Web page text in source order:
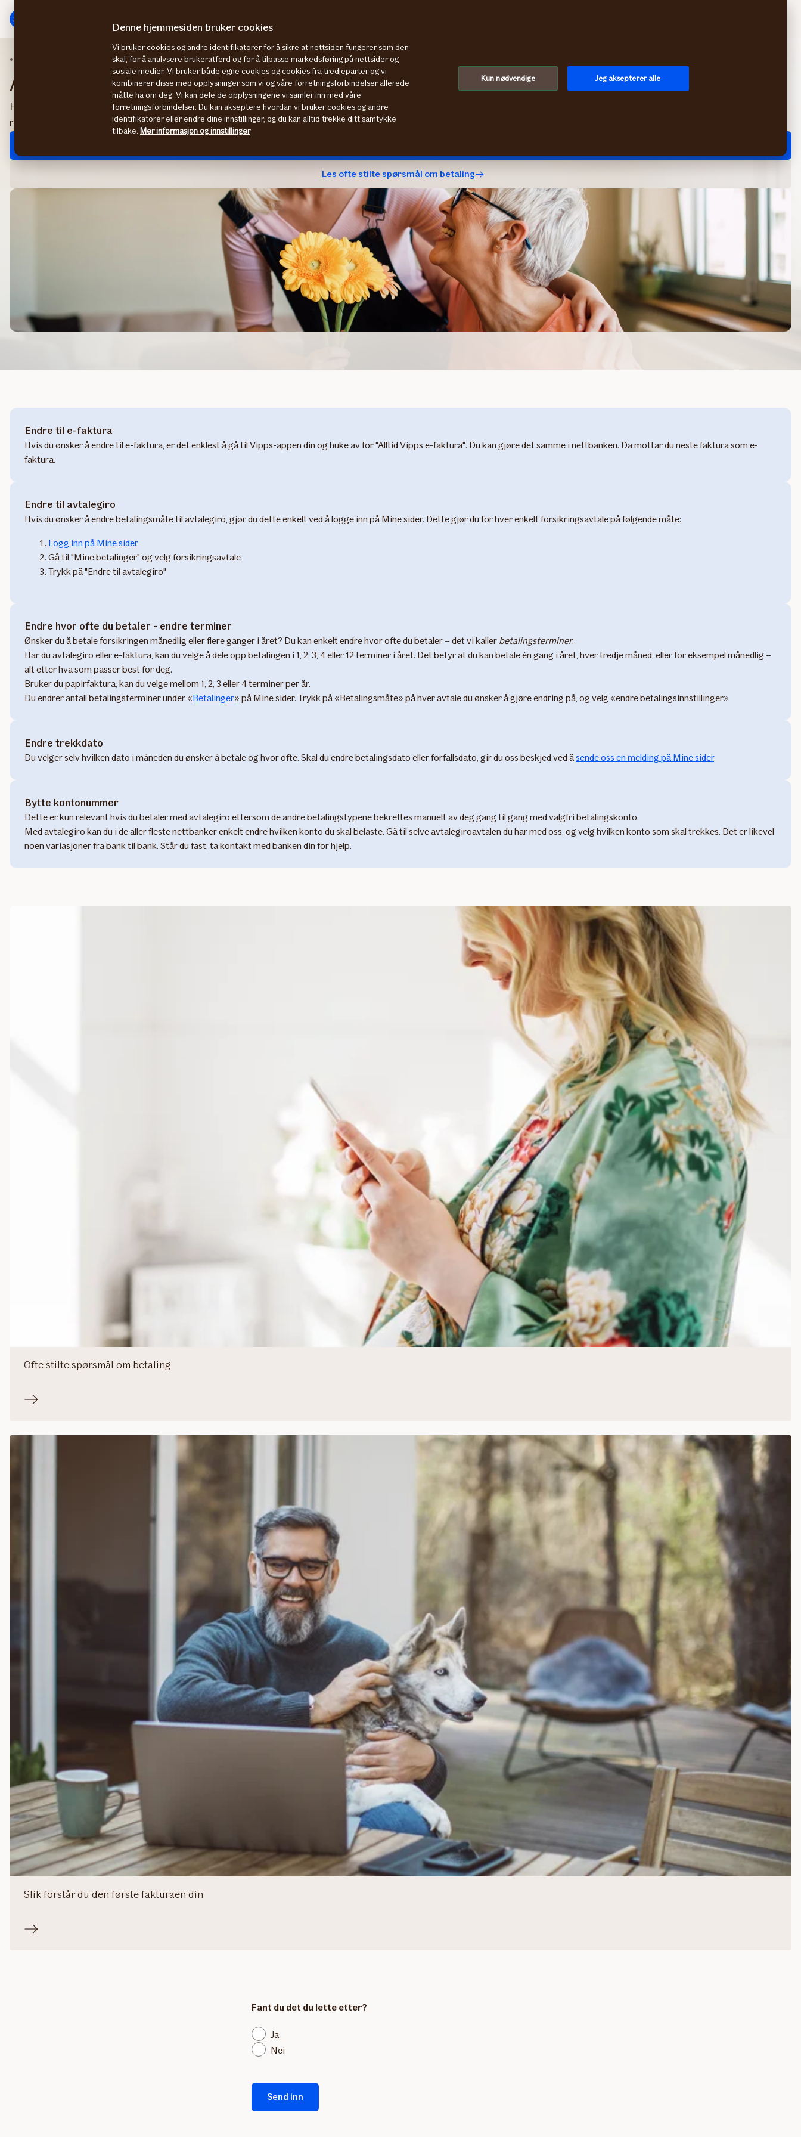
innhold
Endre betalingsmåte
Alt om betaling og faktura
Her finner du informasjon om hvordan du endrer betalingsmåte, forfallsdato og annet
relatert til betaling. De fleste endringer gjør du direkte på Mine sider.
Les ofte stilte spørsmål om betaling
Endre til e-faktura
Hvis du ønsker å endre til e-faktura, er det enklest å gå til Vipps-appen din og huke av for "Alltid Vipps e-faktura". Du kan gjøre det samme i nettbanken. Da mottar du neste faktura som e-
faktura.
Endre til avtalegiro
Hvis du ønsker å endre betalingsmåte til avtalegiro, gjør du dette enkelt ved å logge inn på Mine sider. Dette gjør du for hver enkelt forsikringsavtale på følgende måte:
Logg inn på Mine sider
Gå til "Mine betalinger" og velg forsikringsavtale
Trykk på "Endre til avtalegiro"
Endre hvor ofte du betaler - endre terminer
Ønsker du å betale forsikringen månedlig eller flere ganger i året? Du kan enkelt endre hvor ofte du betaler – det vi kaller betalingsterminer.
Har du avtalegiro eller e-faktura, kan du velge å dele opp betalingen i 1, 2, 3, 4 eller 12 terminer i året. Det betyr at du kan betale én gang i året, hver tredje måned, eller for eksempel månedlig –
alt etter hva som passer best for deg.
Bruker du papirfaktura, kan du velge mellom 1, 2, 3 eller 4 terminer per år.
Du endrer antall betalingsterminer under «Betalinger» på Mine sider. Trykk på «Betalingsmåte» på hver avtale du ønsker å gjøre endring på, og velg «endre betalingsinnstillinger»
Endre trekkdato
​​Du velger selv hvilken dato i måneden du ønsker å betale og hvor ofte. Skal du endre betalingsdato eller forfallsdato, gir du oss beskjed ved åsende oss en melding på Mine sider.
Bytte kontonummer
Dette er kun relevant hvis du betaler med avtalegiro ettersom de andre betalingstypene bekreftes manuelt av deg gang til gang med valgfri betalingskonto.
Med avtalegiro kan du i de aller fleste nettbanker enkelt endre hvilken konto du skal belaste. Gå til selve avtalegiroavtalen du har med oss, og velg hvilken konto som skal trekkes. Det er likevel
noen variasjoner fra bank til bank. Står du fast, ta kontakt med banken din for hjelp.
Ofte stilte spørsmål om betaling
Slik forstår du den første fakturaen din
Fant du det du lette etter?
Ja
Nei
Send inn
Denne hjemmesiden bruker cookies
Vi bruker cookies og andre identifikatorer for å sikre at nettsiden fungerer som den
skal, for å analysere brukeratferd og for å tilpasse markedsføring på nettsider og
sosiale medier. Vi bruker både egne cookies og cookies fra tredjeparter og vi
kombinerer disse med opplysninger som vi og våre forretningsforbindelser allerede
måtte ha om deg. Vi kan dele de opplysningene vi samler inn med våre
forretningsforbindelser. Du kan akseptere hvordan vi bruker cookies og andre
identifikatorer eller endre dine innstillinger, og du kan alltid trekke ditt samtykke
tilbake. Mer informasjon og innstillinger
Kun nødvendige Jeg aksepterer alle